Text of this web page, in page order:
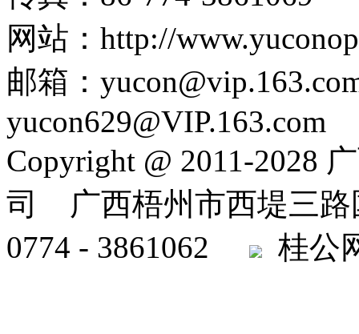
网站：http://
邮箱：
yucon629@VIP.163.com
Copyright @ 2011-2028
司 广西梧州市西堤三
0774 - 3861062
桂公